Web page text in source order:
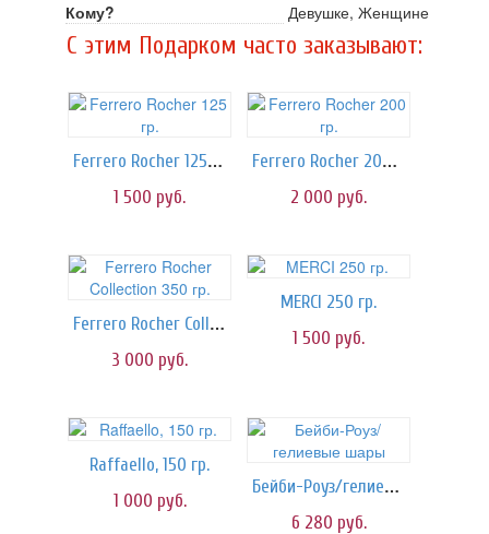
Кому?
Девушке, Женщине
C этим Подарком часто заказывают:
Ferrero Rocher 125 гр.
1 500 руб.
Ferrero Rocher 200 гр.
2 000 руб.
Ferrero Rocher Collection 350 гр.
3 000 руб.
MERCI 250 гр.
1 500 руб.
Raffaello, 150 гр.
1 000 руб.
Бейби-Роуз/гелиевые шары
6 280 руб.